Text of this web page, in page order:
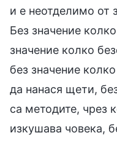
и е неотделимо от
Без значение
значение колко
без значение
да нанася щети,
са методите, чрез
изкушава човека,